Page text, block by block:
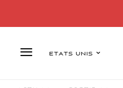
ETATS UNIS